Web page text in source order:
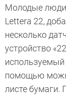
Молодые люди
Lettera 22,
несколько
устройство
помощью
листе бумаги.